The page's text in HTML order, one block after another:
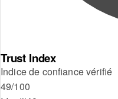
Trust Index
Indice de confiance vérifié
49/100